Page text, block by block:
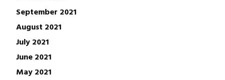
September 2021
August 2021
July 2021
June 2021
May 2021